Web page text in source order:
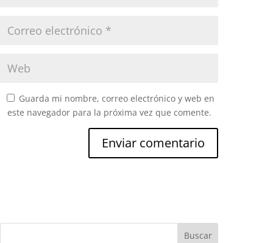
Guarda mi nombre, correo electrónico y web en
este navegador para la próxima vez que comente.